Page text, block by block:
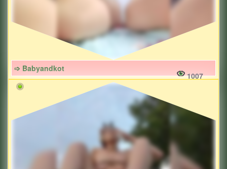
➩ Babyandkot
1007